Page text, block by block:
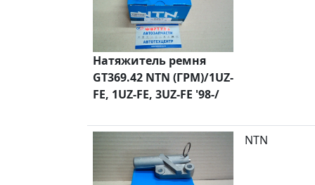
Натяжитель ремня
GT369.42 NTN (ГРМ)/1UZ-
FE, 1UZ-FE, 3UZ-FE '98-/
NTN